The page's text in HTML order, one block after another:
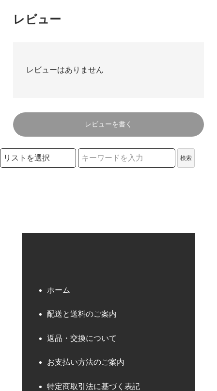
レビュー
レビューはありません
レビューを書く
検索リストの選択
検索
ホーム
配送と送料のご案内
返品・交換について
お支払い方法のご案内
特定商取引法に基づく表記